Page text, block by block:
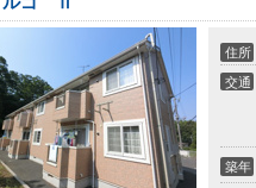
住所
交通
築年